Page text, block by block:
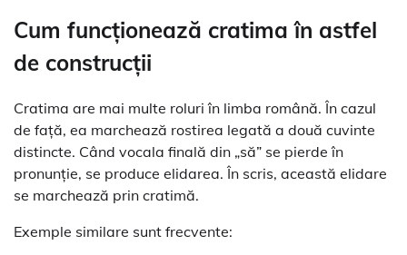
Cum funcționează cratima în astfel
de construcții
Cratima are mai multe roluri în limba română. În cazul
de față, ea marchează rostirea legată a două cuvinte
distincte. Când vocala finală din „să” se pierde în
pronunție, se produce elidarea. În scris, această elidare
se marchează prin cratimă.
Exemple similare sunt frecvente: